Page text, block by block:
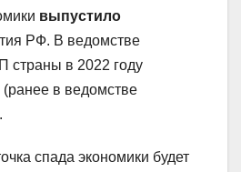
выпустило
РФ. В ведомстве
страны в 2022 году
(ранее в ведомстве
спада экономики будет